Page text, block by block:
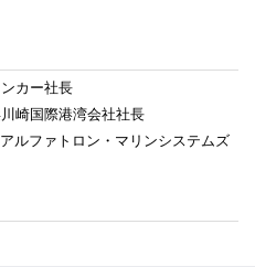
カー社長
崎国際港湾会社社長
ルファトロン・マリンシステムズ